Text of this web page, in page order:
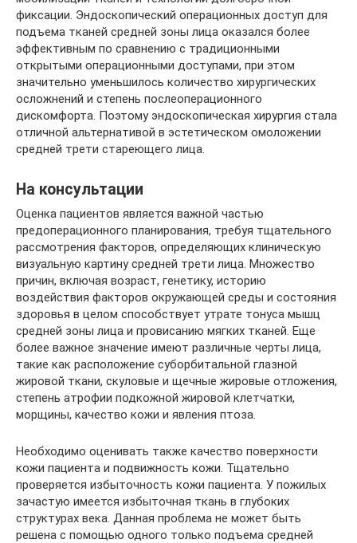
фиксации. Эндоскопический операционных доступ для
подъема тканей средней зоны лица оказался более
эффективным по сравнению с традиционными
открытыми операционными доступами, при этом
значительно уменьшилось количество хирургических
осложнений и степень послеоперационного
дискомфорта. Поэтому эндоскопическая хирургия стала
отличной альтернативой в эстетическом омоложении
средней трети стареющего лица.
На консультации
Оценка пациентов является важной частью
предоперационного планирования, требуя тщательного
рассмотрения факторов, определяющих клиническую
визуальную картину средней трети лица. Множество
причин, включая возраст, генетику, историю
воздействия факторов окружающей среды и состояния
здоровья в целом способствует утрате тонуса мышц
средней зоны лица и провисанию мягких тканей. Еще
более важное значение имеют различные черты лица,
такие как расположение суборбитальной глазной
жировой ткани, скуловые и щечные жировые отложения,
степень атрофии подкожной жировой клетчатки,
морщины, качество кожи и явления птоза.
Необходимо оценивать также качество поверхности
кожи пациента и подвижность кожи. Тщательно
проверяется избыточность кожи пациента. У пожилых
зачастую имеется избыточная ткань в глубоких
структурах века. Данная проблема не может быть
решена с помощью одного только подъема средней